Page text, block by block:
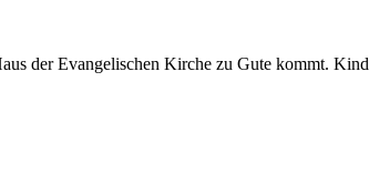
der Evangelischen Kirche zu Gute kommt.